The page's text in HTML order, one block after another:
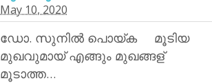
May 10, 2020
ഡോ. സുനിൽ പൊയ്‌ക മൂടിയ
മുഖവുമായ് എങ്ങും മുഖങ്ങള്
മൂടാത്ത…